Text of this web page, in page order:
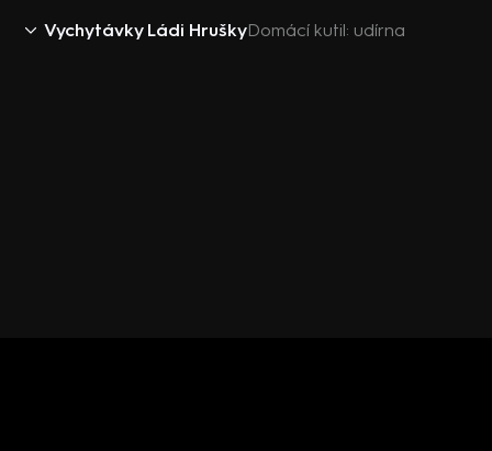
Vychytávky Ládi HruškyDomácí kutil: udírna